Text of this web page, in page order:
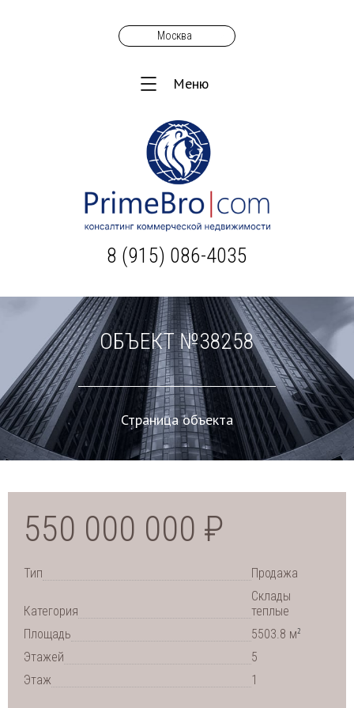
Москва
Меню
8 (915) 086-4035
ОБЪЕКТ №38258
Страница объекта
550 000 000 ₽
Тип Продажа
Категория
Склады
теплые
Площадь
5503.8 м2
Этажей
5
Этаж
1